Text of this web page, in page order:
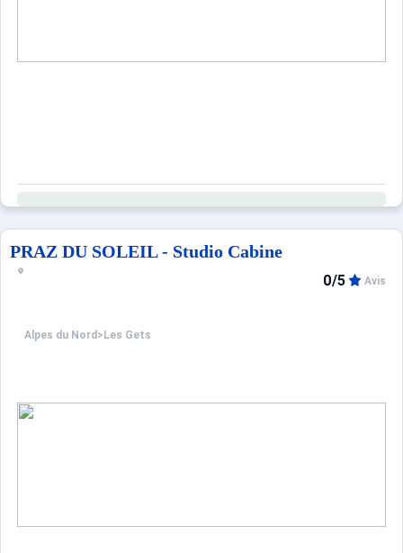
PRAZ DU SOLEIL - Studio Cabine
Alpes du Nord > Les Gets
0/5 Avis